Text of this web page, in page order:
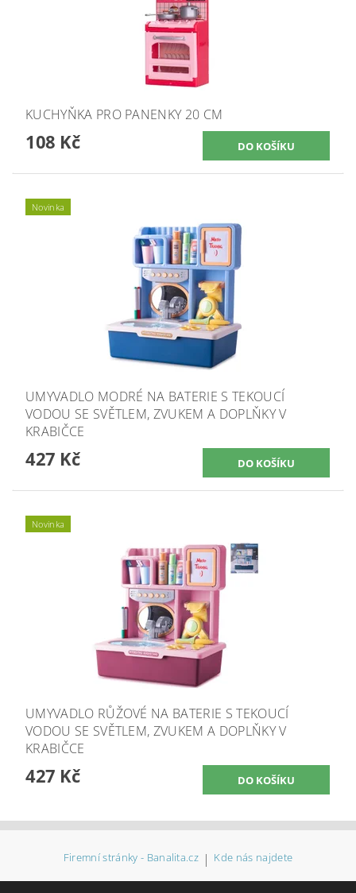
KUCHYŇKA PRO PANENKY 20 CM
108 Kč
Novinka
UMYVADLO MODRÉ NA BATERIE S TEKOUCÍ
VODOU SE SVĚTLEM, ZVUKEM A DOPLŇKY V
KRABIČCE
427 Kč
Novinka
UMYVADLO RŮŽOVÉ NA BATERIE S TEKOUCÍ
VODOU SE SVĚTLEM, ZVUKEM A DOPLŇKY V
KRABIČCE
427 Kč
Firemní stránky - Banalita.cz | Kde nás najdete